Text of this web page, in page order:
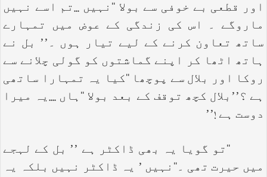
اور قطعی بے خوفی سے بولا ‘‘نہیں ...تم اسے نہیں
ماروگے ۔ اس کی زندگی کے عوض میں تمہارے
ساتھ تعاون کرنے کے لیے تیار ہوں ۔’’ بل نے
ہاتھ اٹھا کر اپنے گماشتوں کو گولی چلانے سے
روکا اور بلال سے پوچھا ‘‘کیا یہ تمہارا ساتھی
ہے ؟’’بلال کچھ توقف کے بعد بولا ‘‘ہاں ....یہ میرا
دوست ہے !’’
‘‘تو گویا یہ بھی ڈاکٹر ہے ’’ بل کے لہجے
میں حیرت تھی ۔‘‘نہیں ’ یہ ڈاکٹر نہیں بلکہ یہ